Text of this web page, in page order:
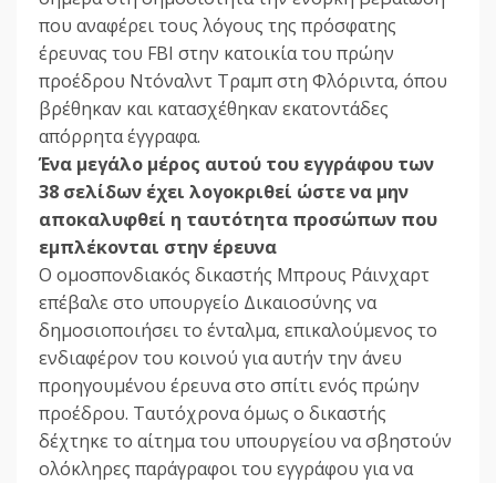
που αναφέρει τους λόγους της πρόσφατης
έρευνας του FBI στην κατοικία του πρώην
προέδρου Ντόναλντ Τραμπ στη Φλόριντα, όπου
βρέθηκαν και κατασχέθηκαν εκατοντάδες
απόρρητα έγγραφα.
Ένα μεγάλο μέρος αυτού του εγγράφου των
38 σελίδων έχει λογοκριθεί ώστε να μην
αποκαλυφθεί η ταυτότητα προσώπων που
εμπλέκονται στην έρευνα
Ο ομοσπονδιακός δικαστής Μπρους Ράινχαρτ
επέβαλε στο υπουργείο Δικαιοσύνης να
δημοσιοποιήσει το ένταλμα, επικαλούμενος το
ενδιαφέρον του κοινού για αυτήν την άνευ
προηγουμένου έρευνα στο σπίτι ενός πρώην
προέδρου. Ταυτόχρονα όμως ο δικαστής
δέχτηκε το αίτημα του υπουργείου να σβηστούν
ολόκληρες παράγραφοι του εγγράφου για να